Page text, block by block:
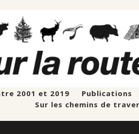
2001 et 2019 Publications
Sur les chemins de